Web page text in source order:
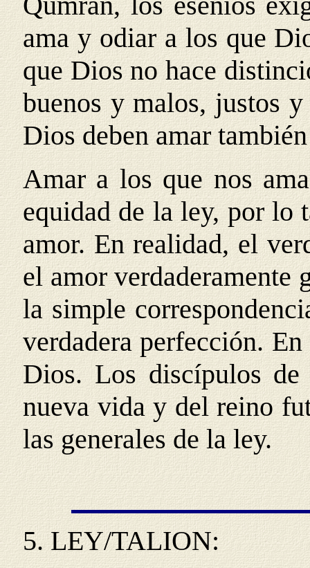
ama y odiar a los que
que Dios no hace
buenos y malos, justos
Dios deben amar
Amar a los que nos
equidad de la ley, por lo
amor. En realidad, el
el amor verdaderamente
la simple
verdadera perfección.
Dios. Los discípulos de
nueva vida y del reino
las generales de la ley.
5.LEY/TALION: